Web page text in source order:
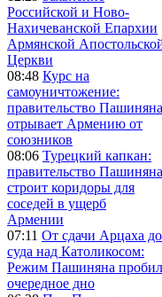
Российской и Ново-
Нахичеванской Епархии
Армянской
Церкви
08:48 Курс на
самоуничтожение:
правительство Пашиняна
отрывает Армению от
союзников
08:06 Турецкий капкан:
правительство Пашиняна
строит коридоры для
соседей в ущерб
Армении
07:11 От сдачи Арцаха до
суда над Католикосом:
Режим Пашиняна пробил
очередное дно